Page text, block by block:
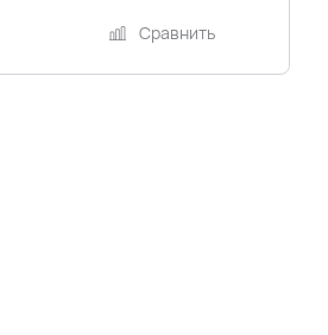
Сравнить